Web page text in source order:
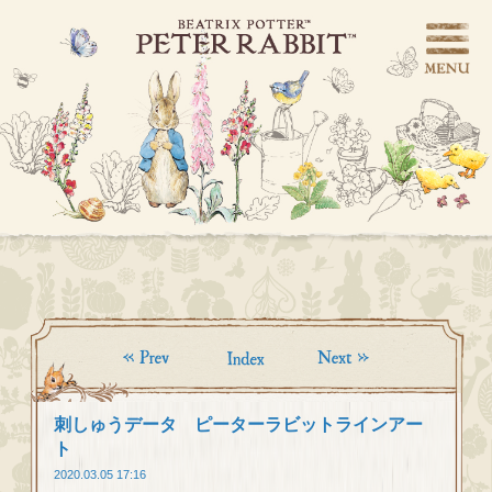
刺しゅうデータ ピーターラビットラインアー
ト
2020.03.05 17:16